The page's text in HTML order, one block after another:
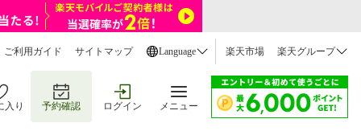
ご利用ガイド サイトマップ Language 楽天市場 楽天グループ
入り 予約確認 ログイン メニュー